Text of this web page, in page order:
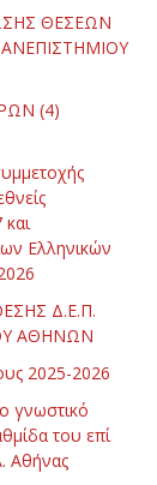
ΘΕΣΕΩΝ
(4)
Ελληνικών
Δ.Ε.Π.
ΑΘΗΝΩΝ
2025-2026
γνωστικό
του επί
Αθήνας